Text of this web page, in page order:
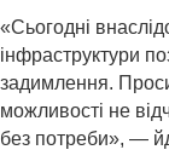
«Сьогодні
інфраструктури
задимлення.
можливості не
без потреби», —